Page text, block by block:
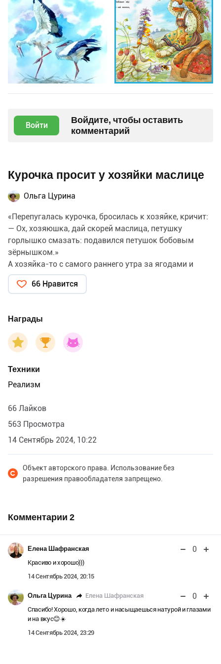
Войти
Войдите, чтобы оставить
комментарий
Курочка просит у хозяйки маслице
Ольга Цурина
«Перепугалась курочка, бросилась к хозяйке, кричит:
— Ох, хозяюшка, дай скорей маслица, петушку
горлышко смазать: подавился петушок бобовым
зёрнышком.»
А хозяйка-то с самого раннего утра за ягодами и
травами бродила по лесам по лугам. Корова не доена.
С чего масло сделать?
Иллюстрация к русской народной сказке «Петушок и
бобовое зернышко» для издательства « Русское
слово», 2024.
66 Нравится
Награды
Техники
Реализм
66 Лайков
563 Просмотра
14 Сентябрь 2024, 10:22
Объект авторского права. Использование без
разрешения правообладателя запрещено.
Комментарии 2
Елена Шафранская 0
Красиво и хорошо)))
14 Сентябрь 2024, 20:15
Ольга Цурина Елена Шафранская 0
Спасибо! Хорошо, когда лето и насыщаешься натурой и глазами
и на вкус😊☀️
14 Сентябрь 2024, 23:29